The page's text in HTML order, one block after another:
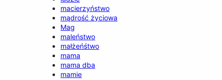
macierzyństwo
mądrość życiowa
Mag
maleństwo
małżeńśtwo
mama
mama dba
mamie